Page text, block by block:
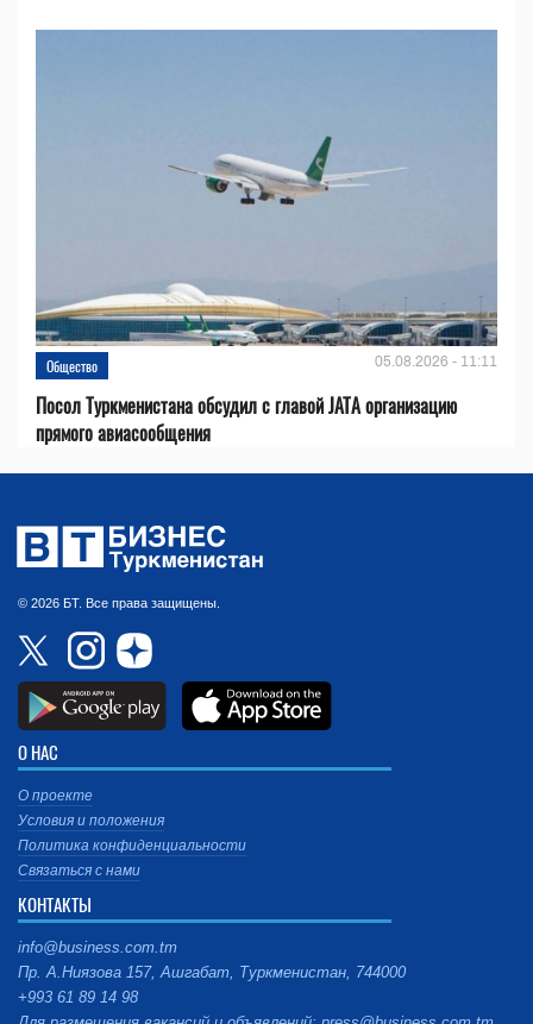
Общество 05.08.2026 - 11:11
Посол Туркменистана обсудил с главой JATA организацию
прямого авиасообщения
© 2026 БТ. Все права защищены.
О НАС
О проекте
Условия и положения
Политика конфиденциальности
Связаться с нами
КОНТАКТЫ
info@business.com.tm
Пр. А.Ниязова 157, Ашгабат, Туркменистан, 744000
+993 61 89 14 98